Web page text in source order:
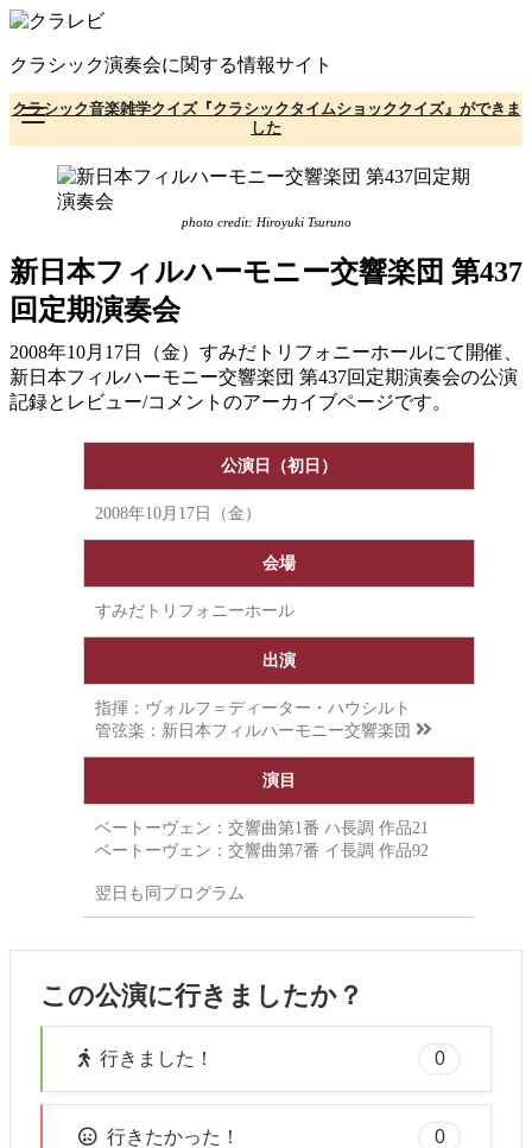
コ
テ
ン
ツ
へ
クラシック演奏会に関する情報サイト
クラシック音楽雑学クイズ『クラシックタイムショッククイズ』ができま
した
photo credit: Hiroyuki Tsuruno
新日本フィルハーモニー交響楽団 第437
回定期演奏会
2008年10月17日（金）すみだトリフォニーホールにて開催、
新日本フィルハーモニー交響楽団 第437回定期演奏会の公演
記録とレビュー/コメントのアーカイブページです。
公演日（初日）
2008年10月17日（金）
会場
すみだトリフォニーホール
出演
指揮：ヴォルフ＝ディーター・ハウシルト
管弦楽： 新日本フィルハーモニー交響楽団
演目
ベートーヴェン：交響曲第1番 ハ長調 作品21
ベートーヴェン：交響曲第7番 イ長調 作品92
翌日も同プログラム
この公演に行きましたか？
行きました！ 0
行きたかった！ 0